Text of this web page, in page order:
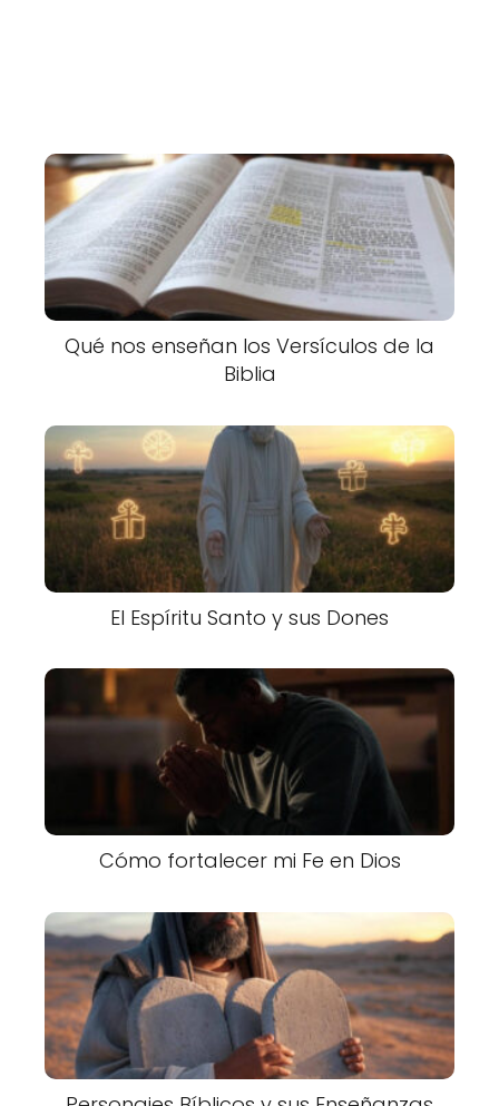
Qué nos enseñan los Versículos de la
Biblia
El Espíritu Santo y sus Dones
Cómo fortalecer mi Fe en Dios